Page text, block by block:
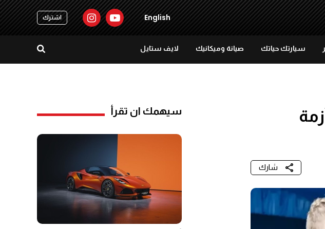
English اشترك
سيارتك حياتك صيانة وميكانيك لايف ستايل
شارك
سيهمك ان تقرأ